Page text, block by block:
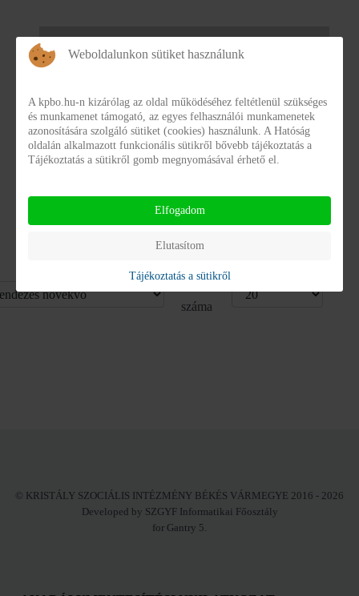
Letöltések
VONATKOZÓ ADATOK
2.15 STATISZTIKÁK KÖZÉRDEKŰ
ADATOKRÓL
eves_jelentes_2023_6032.pdf
Kijelzettek
száma
© KRISTÁLY SZOCIÁLIS INTÉZMÉNY BÉKÉS VÁRMEGYE 2016 - 2026
Developed by SZGYF Informatikai Főosztály
for Gantry 5.
Weboldalunkon sütiket használunk
A kpbo.hu-n kizárólag az oldal működéséhez feltétlenül szükséges
és munkamenet támogató, az egyes felhasználói munkamenetek
azonosítására szolgáló sütiket (cookies) használunk. A Hatóság
oldalán alkalmazott funkcionális sütikről bővebb tájékoztatás a
Tájékoztatás a sütikről gomb megnyomásával érhető el.
Elfogadom
Elutasítom
Tájékoztatás a sütikről